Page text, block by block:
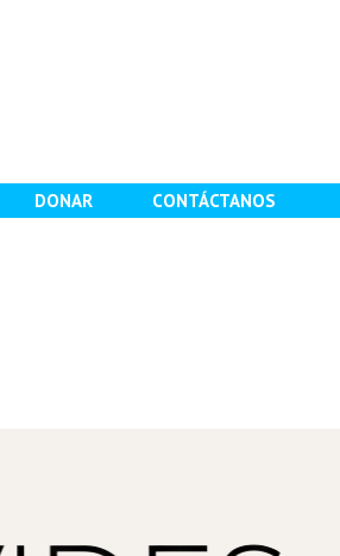
DONAR CONTÁCTANOS